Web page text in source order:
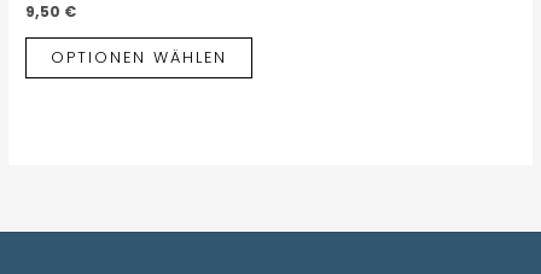
9,50 €
OPTIONEN WÄHLEN